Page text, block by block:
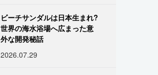
ビーチサンダルは日本生まれ?
世界の海水浴場へ広まった意
外な開発秘話
2026.07.29